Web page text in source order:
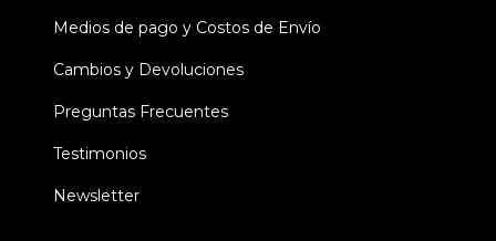
Medios de pago y Costos de Envío
Cambios y Devoluciones
Preguntas Frecuentes
Testimonios
Newsletter